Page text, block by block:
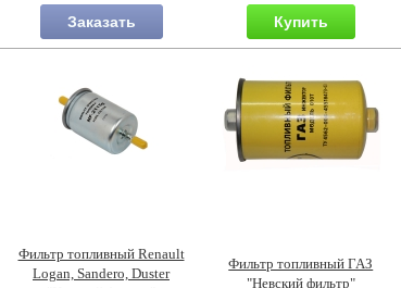
Заказать Купить
Фильтр топливный Renault
Logan, Sandero, Duster
Фильтр топливный ГАЗ
"Невский фильтр"